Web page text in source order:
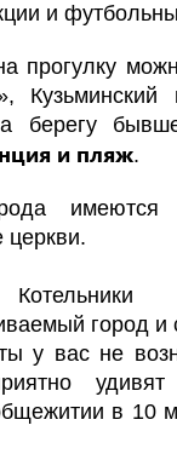
и
прогулку
Кузьминский
берегу
и пляж.
имеются
церкви.
город и
у вас не
в 10